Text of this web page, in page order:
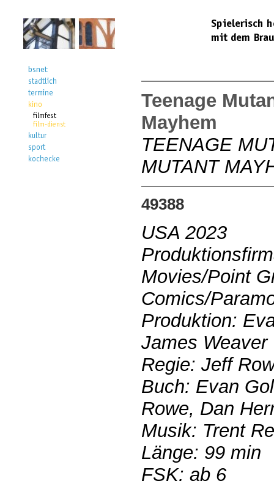
Teenage
Mayhem
TEENAGE
MUTANT
49388
USA 2023
Movies/Point
Comics/
Produktion:
James Weaver
Regie: Jeff
Buch: Evan
Rowe, Dan
Musik: Trent
Länge: 99 min
FSK: ab 6